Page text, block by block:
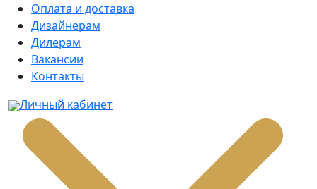
Оплата и доставка
Дизайнерам
Дилерам
Вакансии
Контакты
Личный кабинет